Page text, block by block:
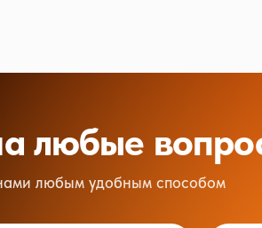
любые
любым удобным способом